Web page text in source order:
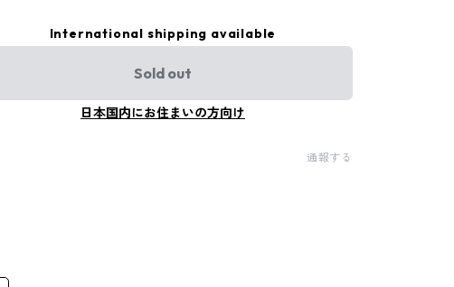
International shipping available
Sold out
日本国内にお住まいの方向け
通報する